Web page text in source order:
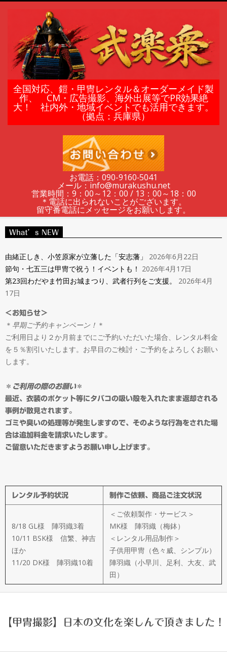
鎧
甲
レ
ン
タ
ル
＆
オ
ー
ダ
ー
メ
イ
ド
製
作
武
楽
衆
全国対応、鎧・甲冑レンタル＆オーダーメイド製
作、 CM・広告撮影、海外出展等でPR効果絶
大！ 社内外・地域イベントでも活用できます。
（拠点：兵庫県）
お電話：090-9160‐5041
メール：info@murakushu.net
営業時間：9：00～12：00 / 13：00～18：00
＊電話に出られないことがございます。
留守番電話にメッセージをお願いします。
Navigation
What’s NEW
由緒正しき、小笠原家が立藩した「安志藩」
2026年6月22日
節句・七五三は甲冑で祝う！イベントも！ 2026年4月17日
第23回わだやま竹田お城まつり、武者行列をご支援。
2026年4月
17日
＜お知らせ＞
＊ 早期ご予約キャンペーン！ ＊
ご利用日より２か月前までにご予約いただいた場合、レンタル料金
を５％割引いたします。お早目のご検討・ご予約をよろしくお願い
します。
＊ ご利用の際のお願い＊
最近、衣装のポケット等にタバコの吸い殻を入れたまま返却される
事例が散見されます。
ゴミや臭いの処理等が発生しますので、そのような行為をされた場
合は追加料金を請求いたします。
ご留意いただきますようお願い申し上げます。
レンタル予約状況 制作ご依頼、商品ご注文状況
8/18 GL様 陣羽織3着
10/11 BSK様 信繁、神吉
ほか
11/20 DK様 陣羽織10着
＜ご依頼製作・サービス＞
MK様 陣羽織（梅鉢）
＜レンタル用品制作＞
子供用甲冑（色々威、シンプル）
陣羽織（小早川、足利、大友、武
田）
【甲冑撮影】日本の文化を楽しんで頂きました！